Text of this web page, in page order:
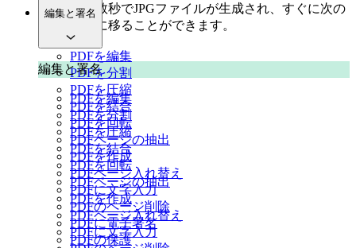
ば、数秒でJPGファイルが生成され、すぐに次の
作業に移ることができます。
編集と署名
PDFを編集
PDFを分割
PDFを圧縮
PDFを結合
PDFを回転
PDFページの抽出
PDFを作成
PDFページ入れ替え
PDFに文字入力
PDFのページ削除
PDFに電子署名
PDFの保護
編集と署名
PDFを編集
PDFを分割
PDFを圧縮
PDFを結合
PDFを回転
PDFページの抽出
PDFを作成
PDFページ入れ替え
PDFに文字入力